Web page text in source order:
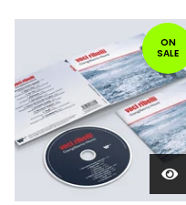
ON
SALE